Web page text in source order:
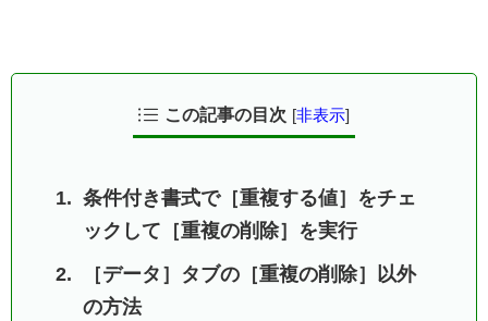
この記事の目次 [非表示]
条件付き書式で［重複する値］をチェ
ックして［重複の削除］を実行
［データ］タブの［重複の削除］以外
の方法